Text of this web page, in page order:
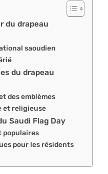
du drapeau
saoudien
du drapeau
des emblèmes
et religieuse
Saudi Flag Day
populaires
pour les résidents